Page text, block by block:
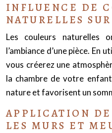
INFLUENCE DE
NATURELLES
Les couleurs naturelles
l’ambiance d’une pièce. En
vous créerez une
la chambre de votre
nature et favorisent un
APPLICATION DE
LES MURS ET